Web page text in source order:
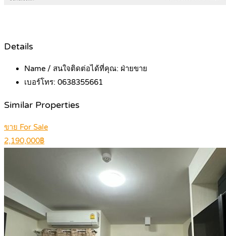
Details
Name / สนใจติดต่อได้ที่คุณ: ฝ่ายขาย
เบอร์โทร: 0638355661
Similar Properties
ขาย For Sale
2,190,000฿